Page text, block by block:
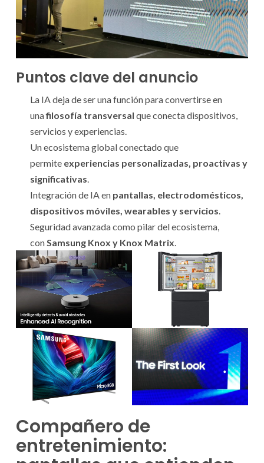
Puntos clave del anuncio
La IA deja de ser una función para convertirse en
unafilosofía transversal que conecta dispositivos,
servicios y experiencias.
Un ecosistema global conectado que
permite experiencias personalizadas, proactivas y
significativas.
Integración de IA en pantallas, electrodomésticos,
dispositivos móviles, wearables y servicios.
Seguridad avanzada como pilar del ecosistema,
conSamsung Knox y Knox Matrix.
Compañero de
entretenimiento: